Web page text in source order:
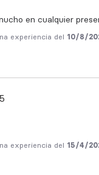
en cualquier
experiencia del 10/8/
5
experiencia del 15/4/